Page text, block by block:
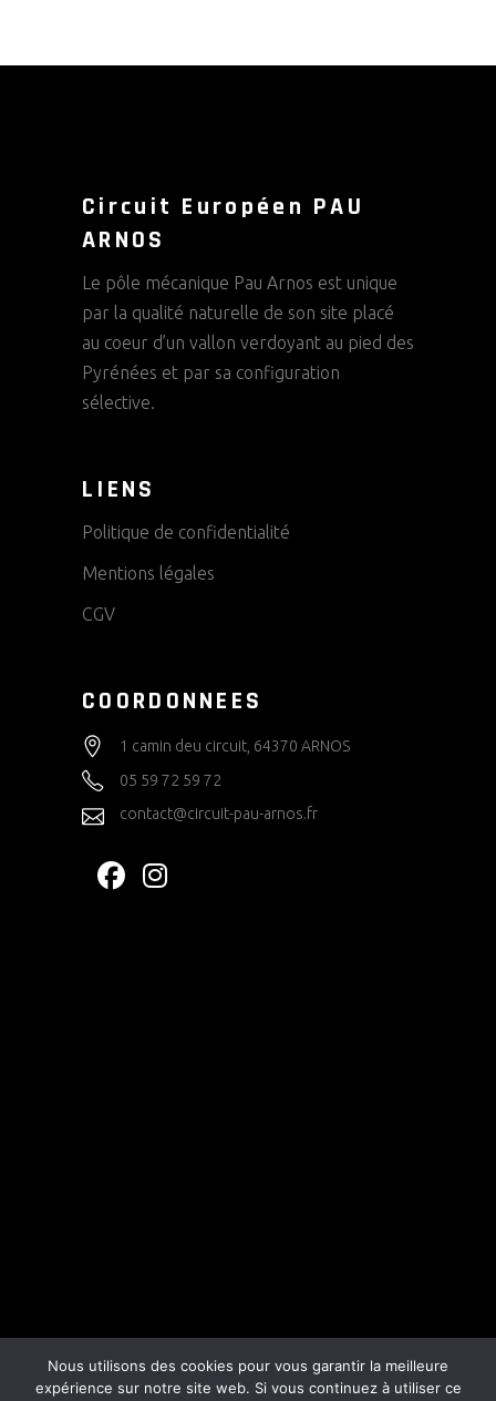
Circuit Européen PAU
ARNOS
Le pôle mécanique Pau Arnos est unique
par la qualité naturelle de son site placé
au coeur d’un vallon verdoyant au pied des
Pyrénées et par sa configuration
sélective.
LIENS
Politique de confidentialité
Mentions légales
CGV
COORDONNEES
1 camin deu circuit, 64370 ARNOS
05 59 72 59 72
contact@circuit-pau-arnos.fr
Nous utilisons des cookies pour vous garantir la meilleure
expérience sur notre site web. Si vous continuez à utiliser ce